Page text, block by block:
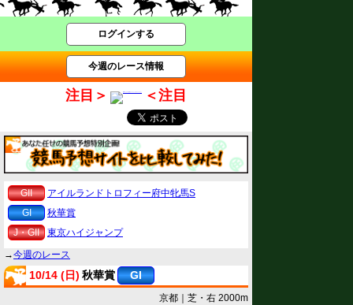
ログインする
今週のレース情報
注目＞ ＜注目
GII
アイルランドトロフィー府中牝馬S
GI
秋華賞
J・GII
東京ハイジャンプ
→今週のレース
10/14 (日) 秋華賞 GI
京都｜芝・右 2000m